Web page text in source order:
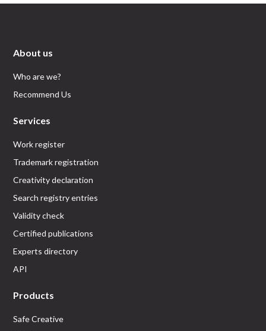
About us
Who are we?
Recommend Us
Services
Work register
Trademark registration
Creativity declaration
Search registry entries
Validity check
Certified publications
Experts directory
API
Products
Safe Creative